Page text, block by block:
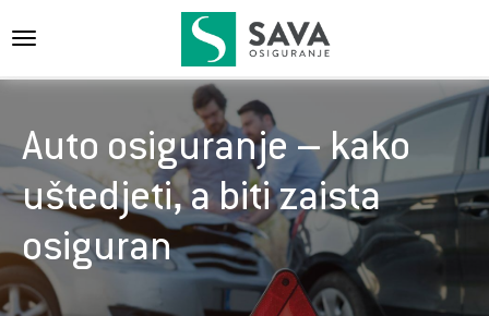
{{navigation}}
Auto osiguranje – kako
uštedjeti, a biti zaista
osiguran